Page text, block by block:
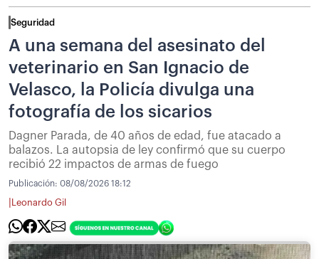
Seguridad
A una semana del asesinato del
veterinario en San Ignacio de
Velasco, la Policía divulga una
fotografía de los sicarios
Dagner Parada, de 40 años de edad, fue atacado a
balazos. La autopsia de ley confirmó que su cuerpo
recibió 22 impactos de armas de fuego
Publicación: 08/08/2026 18:12
Leonardo Gil